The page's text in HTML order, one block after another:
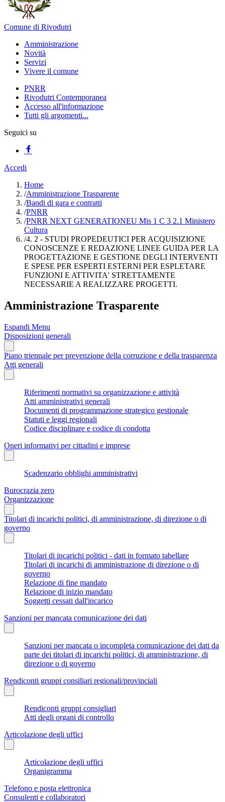
Comune di Rivodutri
Amministrazione
Novità
Servizi
Vivere il comune
PNRR
Rivodutri Contemporanea
Accesso all'informazione
Tutti gli argomenti...
Seguici su
Accedi
Home
/Amministrazione Trasparente
/Bandi di gara e contratti
/PNRR
/PNRR NEXT GENERATIONEU Mis 1 C 3 2.1 Ministero
Cultura
/4. 2 - STUDI PROPEDEUTICI PER ACQUISIZIONE
CONOSCENZE E REDAZIONE LINEE GUIDA PER LA
PROGETTAZIONE E GESTIONE DEGLI INTERVENTI
E SPESE PER ESPERTI ESTERNI PER ESPLETARE
FUNZIONI E ATTIVITA' STRETTAMENTE
NECESSARIE A REALIZZARE PROGETTI.
Amministrazione Trasparente
Espandi Menu
Disposizioni generali
Piano triennale per prevenzione della corruzione e della trasparenza
Atti generali
Riferimenti normativi su organizzazione e attività
Atti amministrativi generali
Documenti di programmazione strategico gestionale
Statuti e leggi regionali
Codice disciplinare e codice di condotta
Oneri informativi per cittadini e imprese
Scadenzario obblighi amministrativi
Burocrazia zero
Organizzazione
Titolari di incarichi politici, di amministrazione, di direzione o di
governo
Titolari di incarichi politici - dati in formato tabellare
Titolari di incarichi di amministrazione di direzione o di
governo
Relazione di fine mandato
Relazione di inizio mandato
Soggetti cessati dall'incarico
Sanzioni per mancata comunicazione dei dati
Sanzioni per mancata o incompleta comunicazione dei dati da
parte dei titolari di incarichi politici, di amministrazione, di
direzione o di governo
Rendiconti gruppi consiliari regionali/provinciali
Rendiconti gruppi consigliari
Atti degli organi di controllo
Articolazione degli uffici
Articolazione degli uffici
Organigramma
Telefono e posta elettronica
Consulenti e collaboratori